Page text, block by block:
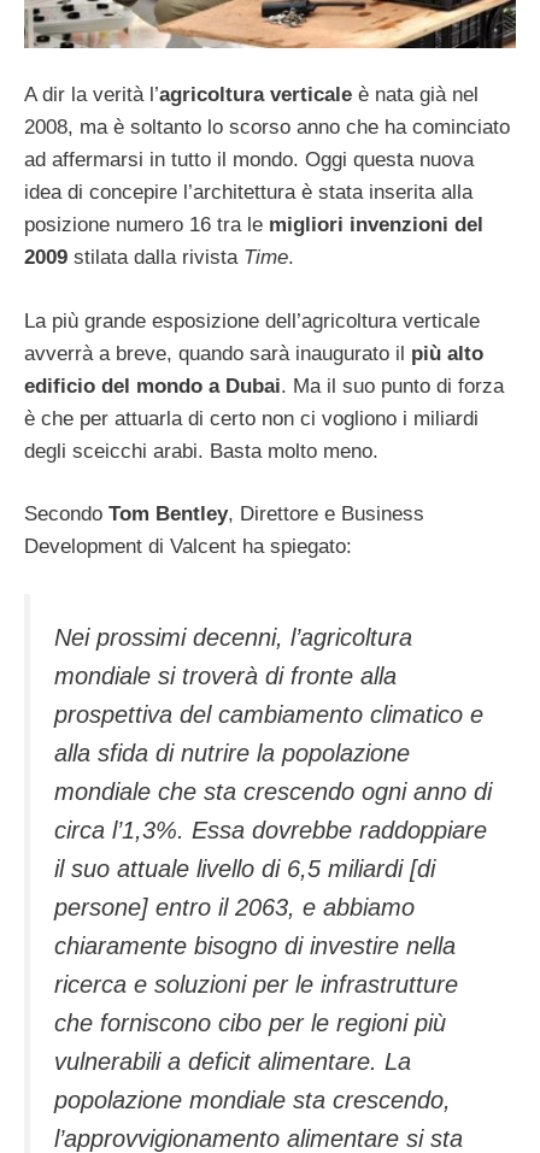
A dir la verità l’agricoltura verticale è nata già nel
2008, ma è soltanto lo scorso anno che ha cominciato
ad affermarsi in tutto il mondo. Oggi questa nuova
idea di concepire l’architettura è stata inserita alla
posizione numero 16 tra le migliori invenzioni del
2009 stilata dalla rivista Time.
La più grande esposizione dell’agricoltura verticale
avverrà a breve, quando sarà inaugurato il più alto
edificio del mondo a Dubai. Ma il suo punto di forza
è che per attuarla di certo non ci vogliono i miliardi
degli sceicchi arabi. Basta molto meno.
Secondo Tom Bentley, Direttore e Business
Development di Valcent ha spiegato:
Nei prossimi decenni, l’agricoltura
mondiale si troverà di fronte alla
prospettiva del cambiamento climatico e
alla sfida di nutrire la popolazione
mondiale che sta crescendo ogni anno di
circa l’1,3%. Essa dovrebbe raddoppiare
il suo attuale livello di 6,5 miliardi [di
persone] entro il 2063, e abbiamo
chiaramente bisogno di investire nella
ricerca e soluzioni per le infrastrutture
che forniscono cibo per le regioni più
vulnerabili a deficit alimentare. La
popolazione mondiale sta crescendo,
l’approvvigionamento alimentare si sta